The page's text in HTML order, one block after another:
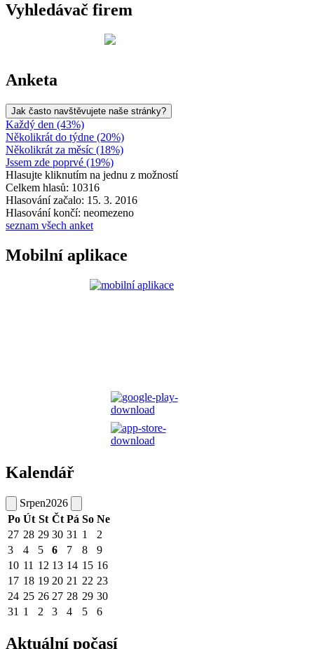
Vyhledávač firem
Anketa
Jak často navštěvujete naše stránky?
Každý den (43%)
Několikrát do týdne (20%)
Několikrát za měsíc (18%)
Jssem zde poprvé (19%)
Hlasujte kliknutím na jednu z možností
Celkem hlasů: 10316
Hlasování začalo: 15. 3. 2016
Hlasování končí: neomezeno
seznam všech anket
Mobilní aplikace
Kalendář
Srpen2026
Po Út St Čt Pá So Ne
27 28 29 30 31 1
2
3
4 5 6 7 8
9
10 11 12 13 14 15 16
17 18 19 20 21 22 23
24 25 26 27 28 29 30
31 1 2 3 4 5 6
Aktuální počasí